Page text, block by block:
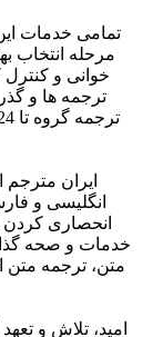
تمامی خدمات
مرحله انتخاب
خوانی و
ترجمه ها و
ایران
انگلیسی و
انحصاری کردن
خدمات و صحه
متن، ترجمه متن
امید، تلاش و